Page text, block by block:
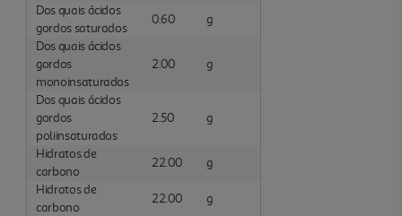
Dos quais ácidos
gordos saturados
0.60
g
Dos quais ácidos
gordos
monoinsaturados
2.00 g
Dos quais ácidos
gordos
poliinsaturados
2.50 g
Hidratos de
carbono
22.00
g
Hidratos de
carbono
22.00 g